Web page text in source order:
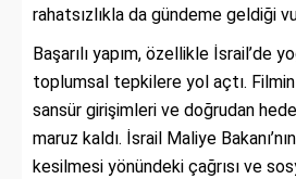
rahatsızlıkla da gündeme geldiği
Başarılı yapım, özellikle İsrail’de
toplumsal tepkilere yol açtı.
sansür girişimleri ve doğrudan
maruz kaldı. İsrail Maliye
kesilmesi yönündeki çağrısı ve